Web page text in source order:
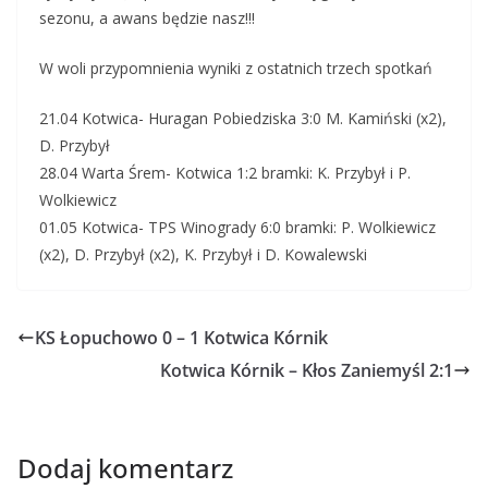
sezonu, a awans będzie nasz!!!
W woli przypomnienia wyniki z ostatnich trzech spotkań
21.04 Kotwica- Huragan Pobiedziska 3:0 M. Kamiński (x2),
D. Przybył
28.04 Warta Śrem- Kotwica 1:2 bramki: K. Przybył i P.
Wolkiewicz
01.05 Kotwica- TPS Winogrady 6:0 bramki: P. Wolkiewicz
(x2), D. Przybył (x2), K. Przybył i D. Kowalewski
KS Łopuchowo 0 – 1 Kotwica Kórnik
Kotwica Kórnik – Kłos Zaniemyśl 2:1
Dodaj komentarz